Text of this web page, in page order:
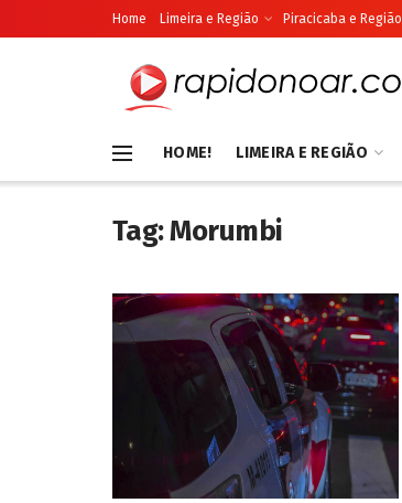
Home Limeira e Região Piracicaba e Região
HOME! LIMEIRA E REGIÃO
Tag:Morumbi